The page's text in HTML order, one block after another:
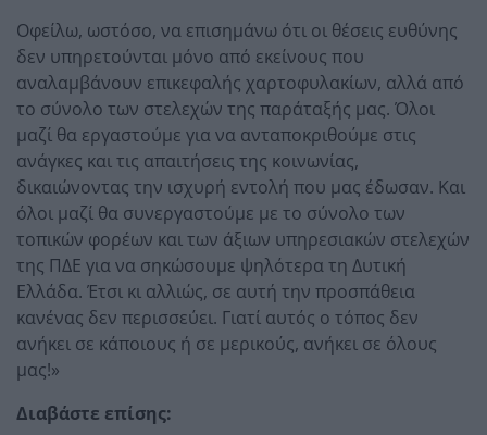
Οφείλω, ωστόσο, να επισημάνω ότι οι θέσεις ευθύνης
δεν υπηρετούνται μόνο από εκείνους που
αναλαμβάνουν επικεφαλής χαρτοφυλακίων, αλλά από
το σύνολο των στελεχών της παράταξής μας. Όλοι
μαζί θα εργαστούμε για να ανταποκριθούμε στις
ανάγκες και τις απαιτήσεις της κοινωνίας,
δικαιώνοντας την ισχυρή εντολή που μας έδωσαν. Και
όλοι μαζί θα συνεργαστούμε με το σύνολο των
τοπικών φορέων και των άξιων υπηρεσιακών στελεχών
της ΠΔΕ για να σηκώσουμε ψηλότερα τη Δυτική
Ελλάδα. Έτσι κι αλλιώς, σε αυτή την προσπάθεια
κανένας δεν περισσεύει. Γιατί αυτός ο τόπος δεν
ανήκει σε κάποιους ή σε μερικούς, ανήκει σε όλους
μας!»
Διαβάστε επίσης: